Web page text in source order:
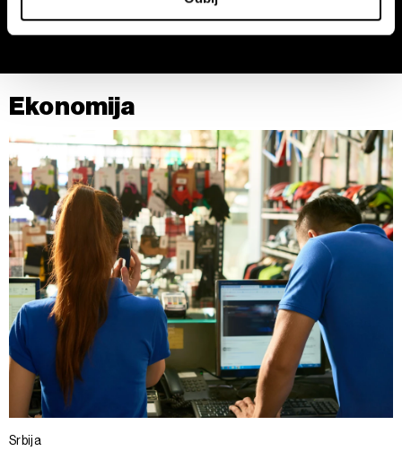
saglasnost u Deklaraciji o kolačićima.
kolačićima i drugim sličnim tehnologijama u
kolačića
Kolačiće u bilo kojem trenutku možete ponovno ažurirati
klikom na „Prikaži detalje“. Pristanak možete u bilo kojem
trenutku opozvati bez negativnih posledica.
Ekonomija
Srbija